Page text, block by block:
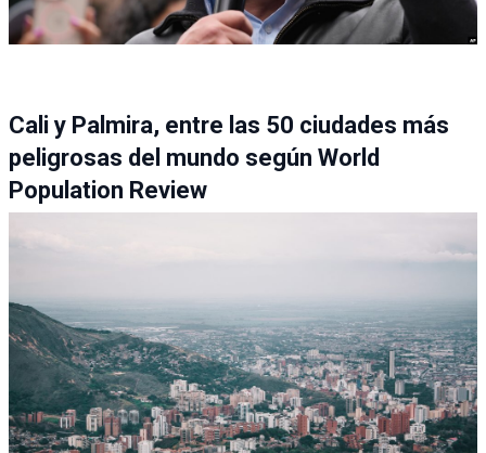
Cali y Palmira, entre las 50 ciudades más
peligrosas del mundo según World
Population Review